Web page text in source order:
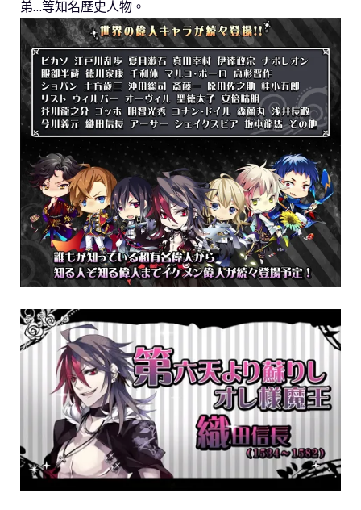
弟…等知名歷史人物。